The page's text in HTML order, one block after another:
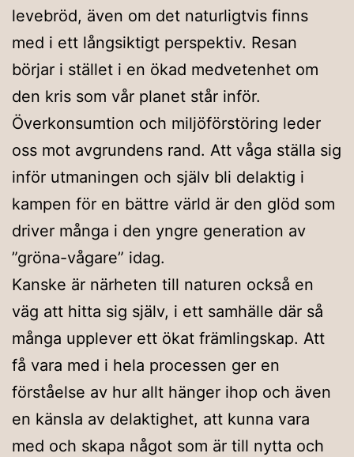
levebröd, även om det naturligtvis finns
med i ett långsiktigt perspektiv. Resan
börjar i stället i en ökad medvetenhet om
den kris som vår planet står inför.
Överkonsumtion och miljöförstöring leder
oss mot avgrundens rand. Att våga ställa sig
inför utmaningen och själv bli delaktig i
kampen för en bättre värld är den glöd som
driver många i den yngre generation av
”gröna-vågare” idag.
Kanske är närheten till naturen också en
väg att hitta sig själv, i ett samhälle där så
många upplever ett ökat främlingskap. Att
få vara med i hela processen ger en
förståelse av hur allt hänger ihop och även
en känsla av delaktighet, att kunna vara
med och skapa något som är till nytta och